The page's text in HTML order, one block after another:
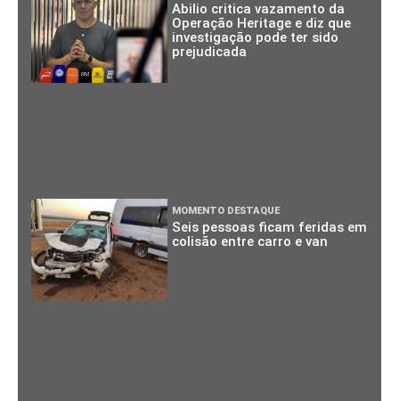
Abilio critica vazamento da
Operação Heritage e diz que
investigação pode ter sido
prejudicada
MOMENTO DESTAQUE
Seis pessoas ficam feridas em
colisão entre carro e van